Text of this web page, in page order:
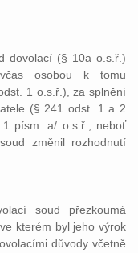
dovolací (§ 10a o.s.ř.)
osobou k tomu
1 o.s.ř.), za splnění
(§ 241 odst. 1 a 2
písm. a/ o.s.ř., neboť
změnil rozhodnutí
soud přezkoumá
kterém byl jeho výrok
důvody včetně